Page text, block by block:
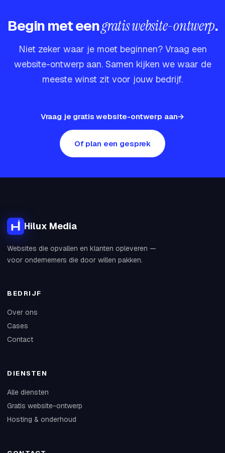
Begin met eengratis website-ontwerp.
Niet zeker waar je moet beginnen? Vraag een
website-ontwerp aan. Samen kijken we waar de
meeste winst zit voor jouw bedrijf.
Vraag je gratis website-ontwerp aan
Of plan een gesprek
Hilux Media
Websites die opvallen en klanten opleveren —
voor ondernemers die door willen pakken.
BEDRIJF
Over ons
Cases
Contact
DIENSTEN
Alle diensten
Gratis website-ontwerp
Hosting & onderhoud